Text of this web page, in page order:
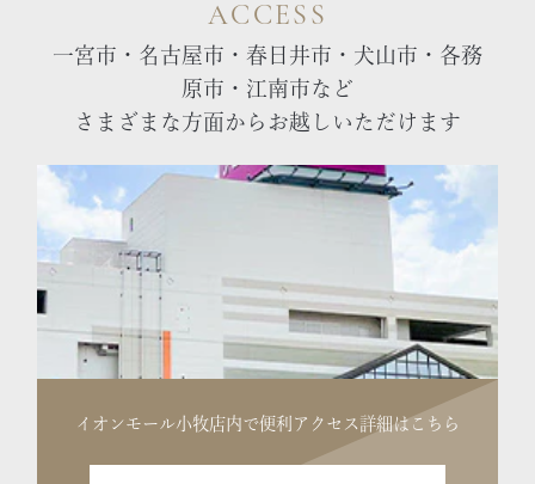
ACCESS
一宮市・名古屋市・春日井市・犬山市・各務
原市・江南市など
さまざまな方面からお越しいただけます
イオンモール小牧店内で便利 アクセス詳細はこちら